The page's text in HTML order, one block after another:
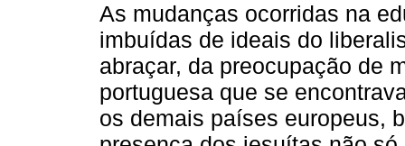
As mudanças ocorridas na
imbuídas de ideais do
abraçar, da preocupação de
portuguesa que se
os demais países europeus,